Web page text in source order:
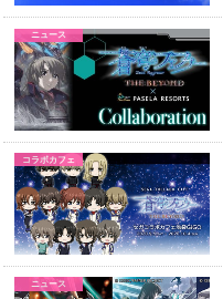
ニュース
コラボカフェ
ニュース